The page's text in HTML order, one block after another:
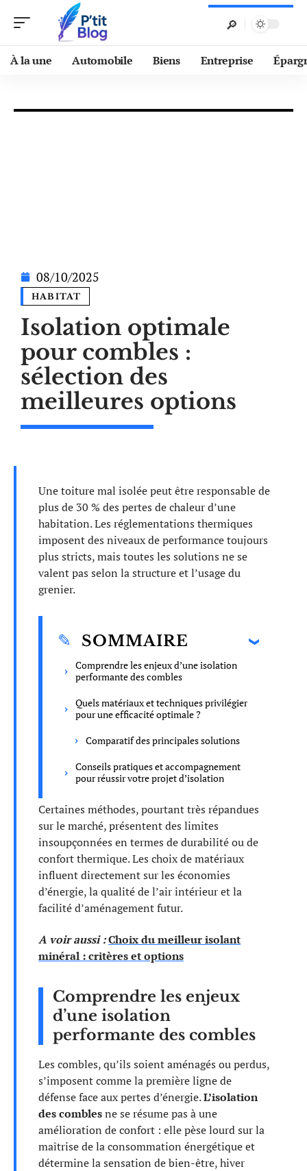
À la une Automobile Biens Entreprise
08/10/2025
HABITAT
Isolation optimale
pour combles :
sélection des
meilleures options
Une toiture mal isolée peut être responsable de
plus de 30 % des pertes de chaleur d’une
habitation. Les réglementations thermiques
imposent des niveaux de performance toujours
plus stricts, mais toutes les solutions ne se
valent pas selon la structure et l’usage du
grenier.
SOMMAIRE
Comprendre les enjeux d’une isolation
performante des combles
Quels matériaux et techniques privilégier
pour une efficacité optimale ?
Comparatif des principales solutions
Conseils pratiques et accompagnement
pour réussir votre projet d’isolation
Certaines méthodes, pourtant très répandues
sur le marché, présentent des limites
insoupçonnées en termes de durabilité ou de
confort thermique. Les choix de matériaux
influent directement sur les économies
d’énergie, la qualité de l’air intérieur et la
facilité d’aménagement futur.
A voir aussi :Choix du meilleur isolant
minéral : critères et options
Comprendre les enjeux
d’une isolation
performante des combles
Les combles, qu’ils soient aménagés ou perdus,
s’imposent comme la première ligne de
défense face aux pertes d’énergie.L’isolation
des comblesne se résume pas à une
amélioration de confort : elle pèse lourd sur la
maîtrise de la consommation énergétique et
détermine la sensation de bien-être, hiver